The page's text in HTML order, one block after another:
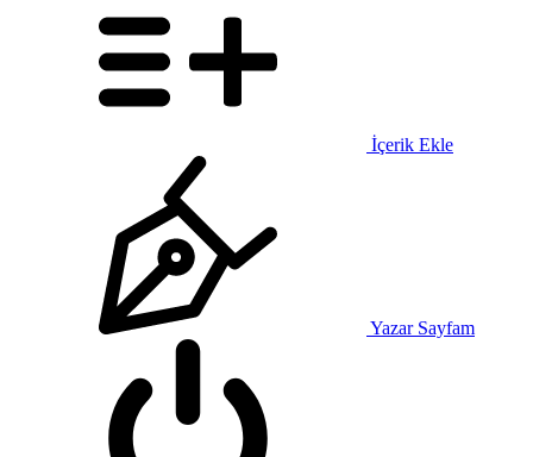
İçerik Ekle
Yazar Sayfam